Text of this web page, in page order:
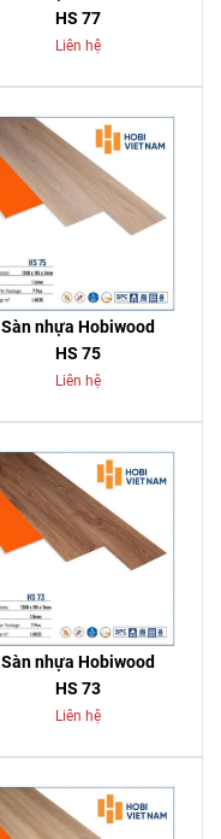
HS 77
Liên hệ
Sàn nhựa Hobiwood
HS 75
Liên hệ
Sàn nhựa Hobiwood
HS 73
Liên hệ